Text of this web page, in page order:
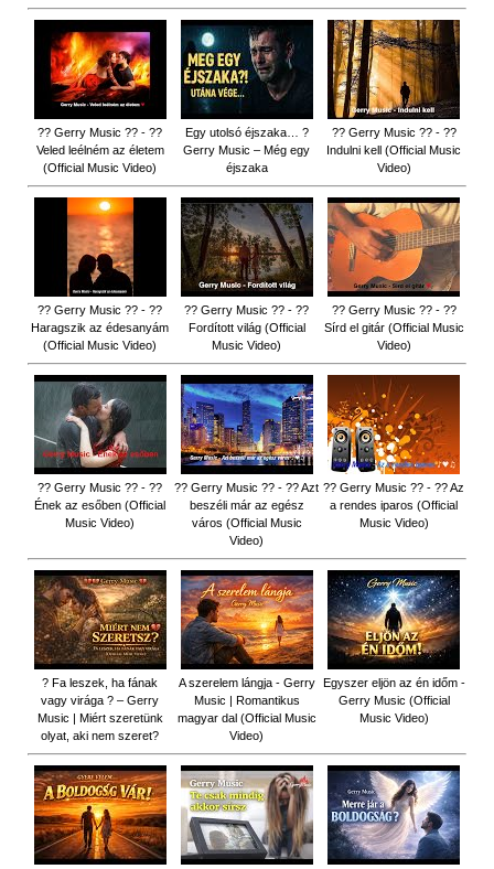
?? Gerry Music ?? - ??
Veled leélném az életem
(Official Music Video)
Egy utolsó éjszaka… ?
Gerry Music – Még egy
éjszaka
?? Gerry Music ?? - ??
Indulni kell (Official Music
Video)
?? Gerry Music ?? - ??
Haragszik az édesanyám
(Official Music Video)
?? Gerry Music ?? - ??
Fordított világ (Official
Music Video)
?? Gerry Music ?? - ??
Sírd el gitár (Official Music
Video)
?? Gerry Music ?? - ??
Ének az esőben (Official
Music Video)
?? Gerry Music ?? - ?? Azt
beszéli már az egész
város (Official Music
Video)
?? Gerry Music ?? - ?? Az
a rendes iparos (Official
Music Video)
? Fa leszek, ha fának
vagy virága ? – Gerry
Music | Miért szeretünk
olyat, aki nem szeret?
A szerelem lángja - Gerry
Music | Romantikus
magyar dal (Official Music
Video)
Egyszer eljön az én időm -
Gerry Music (Official
Music Video)